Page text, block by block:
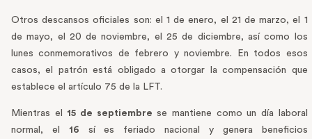
Otros descansos oficiales son: el 1 de enero, el 21 de marzo, el 1
de mayo, el 20 de noviembre, el 25 de diciembre, así como los
lunes conmemorativos de febrero y noviembre. En todos esos
casos, el patrón está obligado a otorgar la compensación que
establece el artículo 75 de la LFT.
Mientras el15 de septiembre se mantiene como un día laboral
normal, el 16 sí es feriado nacional y genera beneficios